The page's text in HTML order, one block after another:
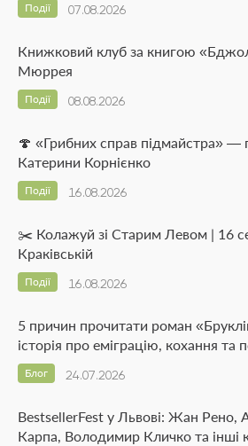
07.08.2026
Події
Книжковий клуб за книгою
Мюррея
08.08.2026
Події
🍄 «Грибних справ підмайстра» —
Катерини Корнієнко
16.08.2026
Події
✂️ Колажуй зі Старим Левом | 16
Краківській
16.08.2026
Події
5 причин прочитати роман
історія про еміграцію, кохання
24.07.2026
Блог
BestsellerFest у Львові: Жан Рено,
Карпа, Володимир Кличко та інші